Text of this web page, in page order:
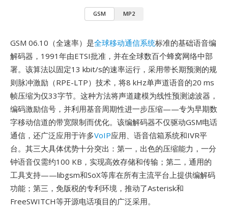
GSM MP2
GSM 06.10（全速率）是全球移动通信系统标准的基础语音编
解码器，1991年由ETSI批准，并在全球数百个蜂窝网络中部
署。该算法以固定13 kbit/s的速率运行，采用带长期预测的规
则脉冲激励（RPE-LTP）技术，将8 kHz单声道语音的20 ms
帧压缩为仅33字节。这种方法将声道建模为线性预测滤波器，
编码激励信号，并利用基音周期性进一步压缩——专为早期数
字移动信道的带宽限制而优化。该编解码器不仅驱动GSM电话
通信，还广泛应用于许多VoIP应用、语音信箱系统和IVR平
台。其三大具体优势十分突出：第一，出色的压缩能力，一分
钟语音仅需约100 KB，实现高效存储和传输；第二，通用的
工具支持——libgsm和SoX等库在所有主流平台上提供编解码
功能；第三，免版税的专利环境，推动了Asterisk和
FreeSWITCH等开源电话项目的广泛采用。